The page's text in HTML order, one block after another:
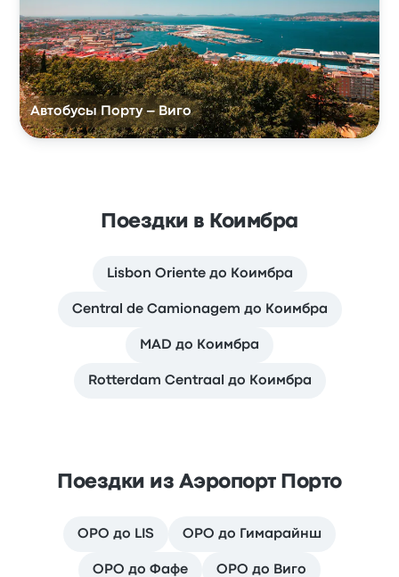
Автобусы Порту – Виго
Поездки в Коимбра
Lisbon Oriente до Коимбра
Central de Camionagem до Коимбра
MAD до Коимбра
Rotterdam Centraal до Коимбра
Поездки из Аэропорт Порто
OPO до LIS OPO до Гимарайнш
OPO до Фафе OPO до Виго